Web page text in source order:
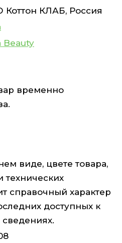
КЛАБ, Россия
Beauty
временно
виде, цвете товара,
технических
справочный характер
доступных к